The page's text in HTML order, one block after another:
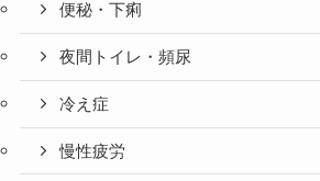
便秘・下痢
夜間トイレ・頻尿
冷え症
慢性疲労